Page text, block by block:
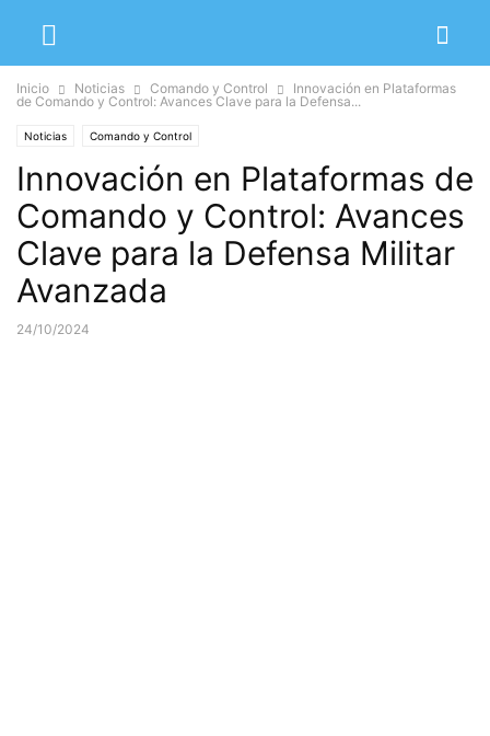
Inicio Noticias Comando y Control
Innovación en Plataformas
de Comando y Control: Avances Clave para la Defensa...
Noticias Comando y Control
Innovación en Plataformas de
Comando y Control: Avances
Clave para la Defensa Militar
Avanzada
24/10/2024